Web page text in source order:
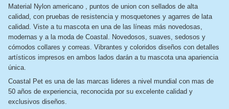
Material Nylon americano , puntos de union con sellados de alta
calidad, con pruebas de resistencia y mosquetones y agarres de lata
calidad. Viste a tu mascota en una de las líneas más novedosas,
modernas y a la moda de Coastal. Novedosos, suaves, sedosos y
cómodos collares y correas. Vibrantes y coloridos diseños con detalles
artísticos impresos en ambos lados darán a tu mascota una apariencia
única.
Coastal Pet es una de las marcas lideres a nivel mundial con mas de
50 años de experiencia, reconocida por su excelente calidad y
exclusivos diseños.